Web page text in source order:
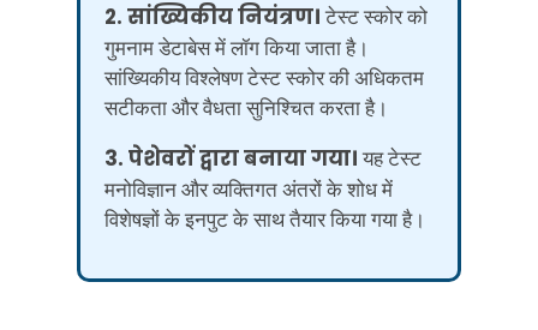
2. सांख्यिकीय नियंत्रण।टेस्ट स्कोर को
गुमनाम डेटाबेस में लॉग किया जाता है।
सांख्यिकीय विश्लेषण टेस्ट स्कोर की अधिकतम
सटीकता और वैधता सुनिश्चित करता है।
3. पेशेवरों द्वारा बनाया गया।यह टेस्ट
मनोविज्ञान और व्यक्तिगत अंतरों के शोध में
विशेषज्ञों के इनपुट के साथ तैयार किया गया है।